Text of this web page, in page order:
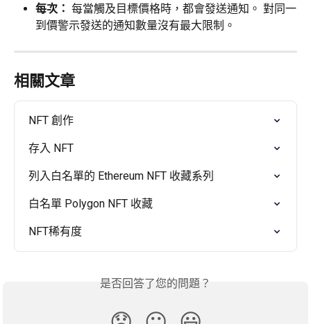
每次： 每當觸及目標價格時，都會發送通知。 對同一
到價警示發送的通知數量沒有最大限制。
相關文章
NFT 創作
存入 NFT
列入白名單的 Ethereum NFT 收藏系列
白名單 Polygon NFT 收藏
NFT稀有度
是否回答了您的問題？